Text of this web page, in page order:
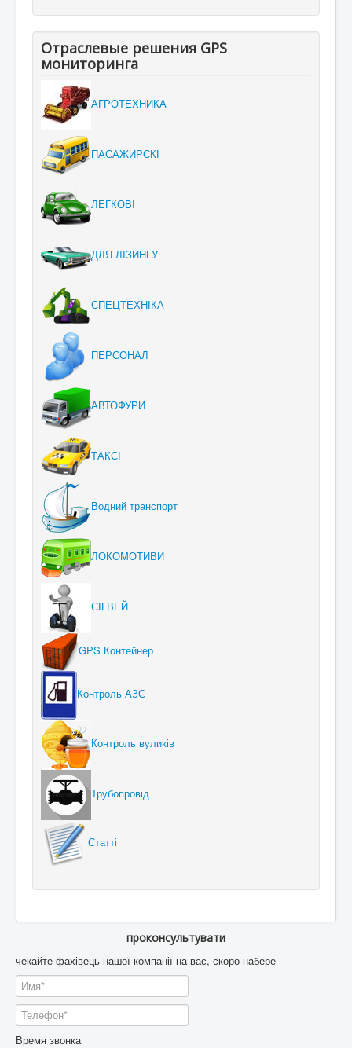
Отраслевые решения GPS
мониторинга
АГРОТЕХНИКА
ПАСАЖИРСКІ
ЛЕГКОВІ
ДЛЯ ЛІЗИНГУ
СПЕЦТЕХНІКА
ПЕРСОНАЛ
АВТОФУРИ
ТАКСІ
Водний транспорт
ЛОКОМОТИВИ
СІГВЕЙ
GPS Контейнер
Контроль АЗС
Контроль вуликів
Трубопровід
Статті
проконсультувати
чекайте фахівець нашої компанії на вас, скоро набере
Время звонка